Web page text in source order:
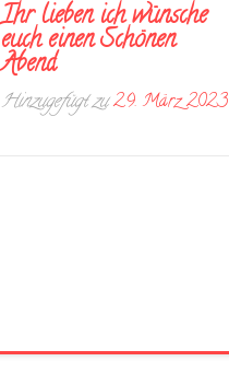
Ihr lieben ich wünsche
euch einen Schönen
Abend
Hinzugefügt zu29. März 2023